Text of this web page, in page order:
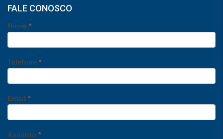
FALE CONOSCO
Nome *
Telefone *
Email *
Assunto *